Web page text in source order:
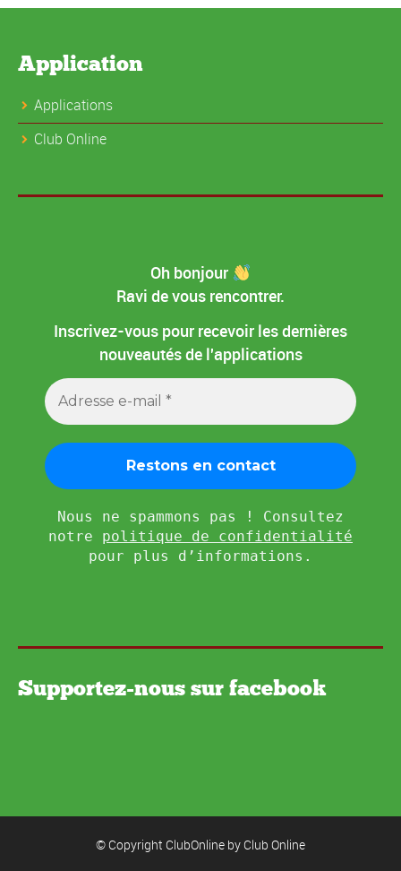
Application
Applications
Club Online
Oh bonjour
Ravi de vous rencontrer.
Inscrivez-vous pour recevoir les dernières
nouveautés de l'applications
Nous ne spammons pas ! Consultez
notre politique de confidentialité
pour plus d’informations.
Supportez-nous sur facebook
© Copyright ClubOnline by Club Online